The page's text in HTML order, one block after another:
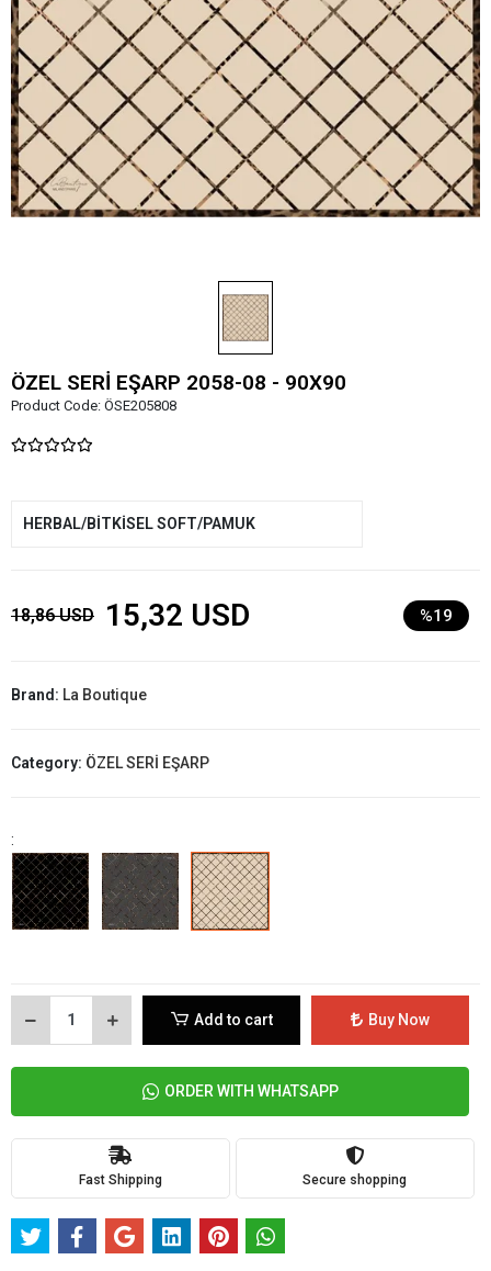
ÖZEL SERİ EŞARP 2058-08 - 90X90
Product Code: ÖSE205808
HERBAL/BİTKİSEL SOFT/PAMUK
18,86 USD 15,32 USD %19
Brand: La Boutique
Category: ÖZEL SERİ EŞARP
:
Add to cart Buy Now
ORDER WITH WHATSAPP
Fast Shipping Secure shopping